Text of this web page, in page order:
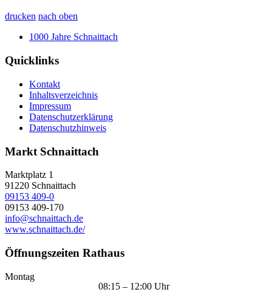
drucken nach oben
1000 Jahre Schnaittach
Quicklinks
Kontakt
Inhaltsverzeichnis
Impressum
Datenschutzerklärung
Datenschutzhinweis
Markt Schnaittach
Marktplatz 1
91220 Schnaittach
09153 409-0
09153 409-170
info@schnaittach.de
www.schnaittach.de/
Öffnungszeiten Rathaus
Montag
08:15 – 12:00 Uhr